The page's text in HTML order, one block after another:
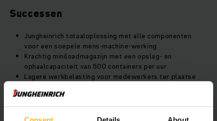
Successen
Jungheinrich totaaloplossing met alle componenten
voor een soepele mens-machine-werking
Krachtig miniloadmagazijn met een opslag- en
ophaalcapaciteit van 500 containers per uur
Lagere werkbelasting voor medewerkers ter plaatse
Langdurige samenwerking in voortdurende dialoog voor
de continue optimalisatie van de intralogistiek